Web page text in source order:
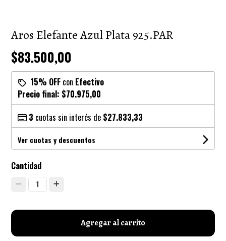
Aros Elefante Azul Plata 925.PAR
$83.500,00
15% OFF con Efectivo
Precio final: $70.975,00
3 cuotas sin interés de $27.833,33
Ver cuotas y descuentos
Cantidad
1
Agregar al carrito